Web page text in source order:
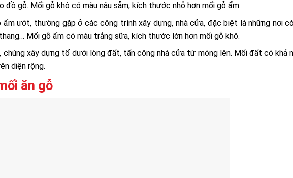
đồ gỗ. Mối gỗ khô có màu nâu sẫm, kích thước nhỏ hơn mối gỗ ẩm.
ẩm ướt, thường gặp ở các công trình xây dựng, nhà cửa, đặc biệt là những nơi
Mối gỗ ẩm có màu trắng sữa, kích thước lớn hơn mối gỗ khô.
chúng xây dựng tổ dưới lòng đất, tấn công nhà cửa từ móng lên. Mối đất có khả
diện rộng.
ăn gỗ